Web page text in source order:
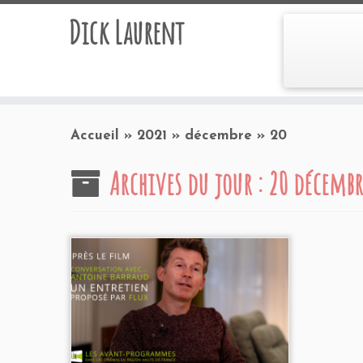
Dick Laurent
Accueil » 2021 » décembre » 20
Archives du jour :20